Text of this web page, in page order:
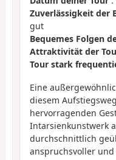
Zuverlässigkeit der
gut
Bequemes Folgen
Attraktivität der
Tour stark
Eine
diesem
hervorragenden
Intarsienkunstwerk
durchschnittlich
anspruchsvoller